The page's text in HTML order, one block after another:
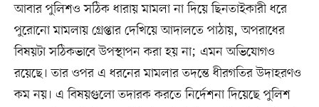
আবার পুলিশও সঠিক ধারায় মামলা না দিয়ে ছিনতাইকারী ধরে
পুরোনো মামলায় গ্রেপ্তার দেখিয়ে আদালতে পাঠায়, অপরাধের
বিষয়টা সঠিকভাবে উপস্থাপন করা হয় না; এমন অভিযোগও
রয়েছে। তার ওপর এ ধরনের মামলার তদন্তে ধীরগতির উদাহরণও
কম নয়। এ বিষয়গুলো তদারক করতে নির্দেশনা দিয়েছে পুলিশ